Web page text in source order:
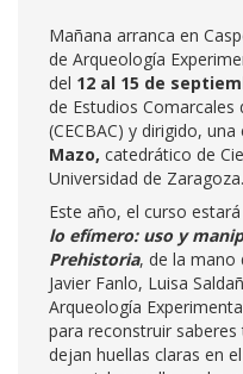
Mañana arranca en
de Arqueología
del 12 al 15 de
de Estudios
(CECBAC) y dirigido,
Mazo, catedrático de
Universidad de Zaragoza.
Este año, el curso
lo efímero: uso y
Prehistoria, de la mano
Javier Fanlo, Luisa
Arqueología
para reconstruir
dejan huellas claras en